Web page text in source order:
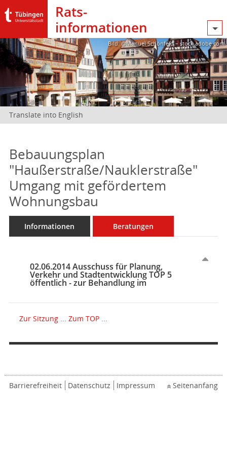
Rats­
informationen
Bild: @Manuel Schönfeld – stock.adobe.com
Translate into English
Bebauungsplan
"Haußerstraße/Nauklerstraße"
Umgang mit gefördertem
Wohnungsbau
Informationen Beratungen
02.06.2014 Ausschuss für Planung,
Verkehr und Stadtentwicklung TOP 5
öffentlich - zur Behandlung im
Zur Sitzung ... Zum TOP ...
Barrierefreiheit Datenschutz Impressum Seitenanfang